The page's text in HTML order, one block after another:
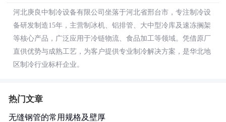
河北庚良中制冷设备有限公司坐落于河北省邢台市，专注制冷设
备研发制造15年，主营制冰机、铝排管、大中型冷库及速冻搁架
等核心产品，广泛应用于冷链物流、食品加工等领域。凭借原厂
直供优势与成熟工艺，为客户提供专业制冷解决方案，是华北地
区制冷行业标杆企业。
热门文章
无缝钢管的常用规格及壁厚